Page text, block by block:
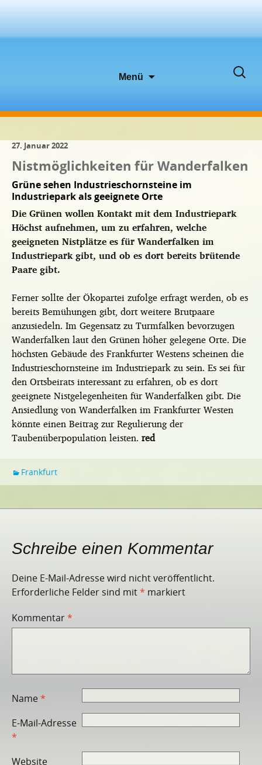
Menü
Suchen
27. Januar 2022
Nistmöglichkeiten für Wanderfalken
Grüne sehen Industrieschornsteine im
Industriepark als geeignete Orte
Die Grünen wollen Kontakt mit dem Industriepark
Höchst aufnehmen, um zu erfahren, welche
geeigneten Nistplätze es für Wanderfalken im
Industriepark gibt, und ob es dort bereits brütende
Paare gibt.
Ferner sollte der Ökopartei zufolge erfragt werden, ob es
bereits Bemühungen gibt, dort weitere Brutpaare
anzusiedeln. Im Gegensatz zu Turmfalken bevorzugen
Wanderfalken laut den Grünen höher gelegene Orte. Die
höchsten Gebäude des Frankfurter Westens scheinen die
Industrieschornsteine im Industriepark zu sein. Es sei für
den Ortsbeirats interessant zu erfahren, ob es dort
geeignete Nistgelegenheiten für Wanderfalken gibt. Die
Ansiedlung von Wanderfalken im Frankfurter Westen
könnte einen Beitrag zur Regulierung der
Taubenüberpopulation leisten. red
Frankfurt
Schreibe einen Kommentar
Deine E-Mail-Adresse wird nicht veröffentlicht.
Erforderliche Felder sind mit* markiert
Kommentar*
Name*
E-Mail-Adresse
*
Website